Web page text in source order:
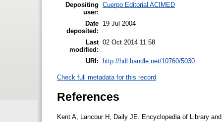
Depositing
user:
Cuerpo Editorial ACIMED
Date
deposited:
19 Jul 2004
Last
modified:
02 Oct 2014 11:58
URI: http://hdl.handle.net/10760/5030
Check full metadata for this record
References
Kent A, Lancour H, Daily JE. Encyclopedia of Library